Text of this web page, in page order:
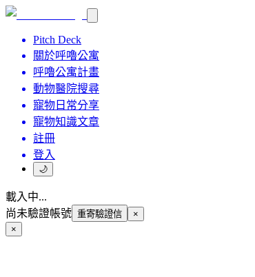
Pitch Deck
關於呼嚕公寓
呼嚕公寓計畫
動物醫院搜尋
寵物日常分享
寵物知識文章
註冊
登入
🌙
載入中...
尚未驗證帳號 重寄驗證信
×
×